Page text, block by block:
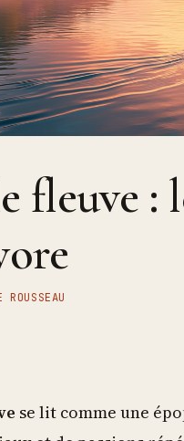
fleuve :
ROUSSEAU
se lit comme une